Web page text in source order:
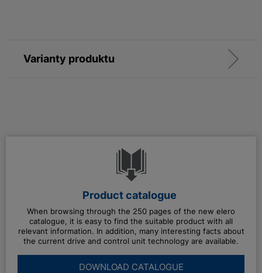
Varianty produktu
Product catalogue
When browsing through the 250 pages of the new elero
catalogue, it is easy to find the suitable product with all
relevant information. In addition, many interesting facts about
the current drive and control unit technology are available.
DOWNLOAD CATALOGUE